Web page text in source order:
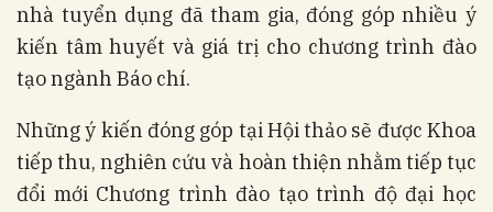
nhà tuyển dụng đã tham gia, đóng góp nhiều ý
kiến tâm huyết và giá trị cho chương trình đào
tạo ngành Báo chí.
Những ý kiến đóng góp tại Hội thảo sẽ được Khoa
tiếp thu, nghiên cứu và hoàn thiện nhằm tiếp tục
đổi mới Chương trình đào tạo trình độ đại học